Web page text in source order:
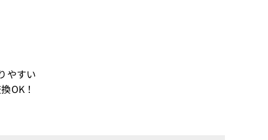
やすい
OK！